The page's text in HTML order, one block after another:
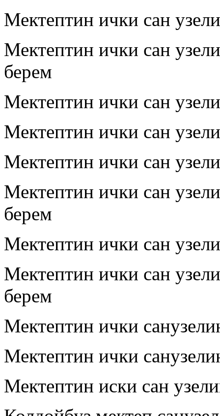
Мектептин ички сан
Мектептин ички сан
берем
Мектептин ички сан
Мектептин ички сан
Мектептин ички сан
Мектептин ички сан
берем
Мектептин ички сан
Мектептин ички сан
берем
Мектептин ички
Мектептин ички
Мектептин иски сан